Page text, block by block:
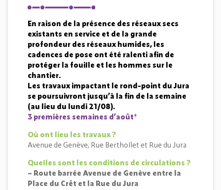
En raison de la présence des réseaux secs
existants en service et de la grande
profondeur des réseaux humides, les
cadences de pose ont été ralenti afin de
protéger la fouille et les hommes sur le
chantier.
Les travaux impactant le rond-point du Jura
se poursuivront jusqu’à la fin de la semaine
(au lieu du lundi 21/08).
3 premières semaines d’août*
Où ont lieu les travaux ?
Avenue de Genève, Rue Berthollet et Rue du Jura
Quelles sont les conditions de circulations ?
– Route barrée Avenue de Genève entre la
Place du Crêt et la Rue du Jura